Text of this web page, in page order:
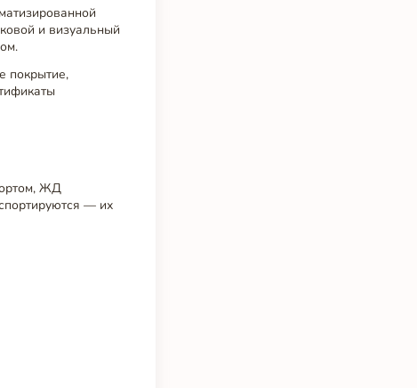
и визуальный
покрытие,
ЖД
— их